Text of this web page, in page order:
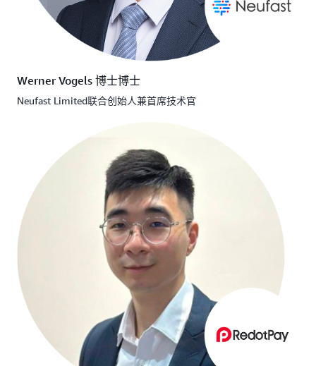
Werner Vogels 博士博士
Neufast Limited联合创始人兼首席技术官